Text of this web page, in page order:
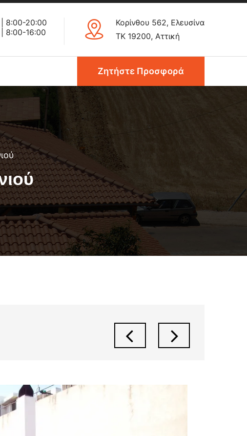
| 8:00-20:00
| 8:00-16:00
Κορίνθου 562, Ελευσίνα
ΤΚ 19200, Αττική
Ζητήστε Προσφορά